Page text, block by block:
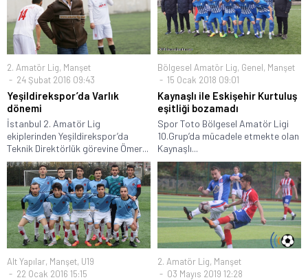
2. Amatör Lig, Manşet
24 Şubat 2016 09:43
Yeşildirekspor’da Varlık
dönemi
İstanbul 2. Amatör Lig
ekiplerinden Yeşildirekspor’da
Teknik Direktörlük görevine Ömer...
Bölgesel Amatör Lig, Genel, Manşet
15 Ocak 2018 09:01
Kaynaşlı ile Eskişehir Kurtuluş
eşitliği bozamadı
Spor Toto Bölgesel Amatör Ligi
10.Grup’da mücadele etmekte olan
Kaynaşlı...
Alt Yapılar, Manşet, U19
22 Ocak 2016 15:15
2. Amatör Lig, Manşet
03 Mayıs 2019 12:28